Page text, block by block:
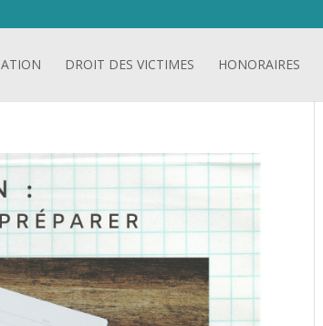
DROIT DES VICTIMES HONORAIRES